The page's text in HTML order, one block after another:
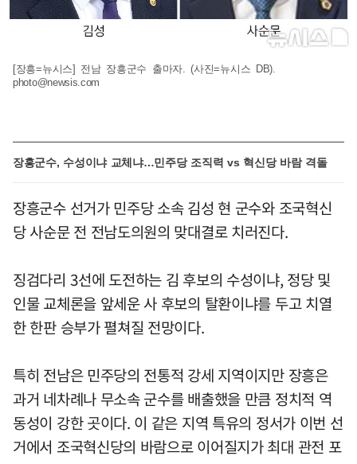
[장흥=뉴시스] 전남 장흥군수 출마자. (사진=뉴시스 DB).
photo@newsis.com
장흥군수, 수성이냐 교체냐…민주당 조직력 vs 혁신당 바람 격돌
장흥군수 선거가 민주당 소속 김성 현 군수와 조국혁신
당 사순문 전 전남도의원의 맞대결로 치러진다.
징검다리 3선에 도전하는 김 후보의 수성이냐, 정당 및
인물 교체론을 앞세운 사 후보의 탈환이냐를 두고 치열
한 한판 승부가 펼쳐질 전망이다.
특히 전남은 민주당의 전통적 강세 지역이지만 장흥은
과거 네차례나 무소속 군수를 배출했을 만큼 정치적 역
동성이 강한 곳이다. 이 같은 지역 특유의 정서가 이번 선
거에서 조국혁신당의 바람으로 이어질지가 최대 관전 포